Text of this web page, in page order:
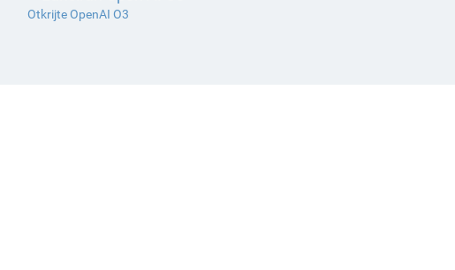
Otkrijte OpenAI O3